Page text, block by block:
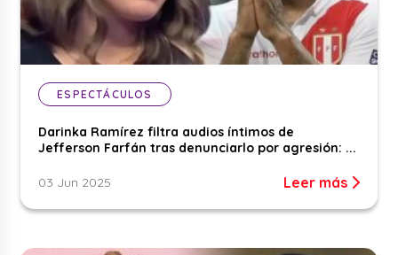
ESPECTÁCULOS
Darinka Ramírez filtra audios íntimos de
Jefferson Farfán tras denunciarlo por agresión: ...
03 Jun 2025 Leer más